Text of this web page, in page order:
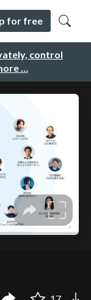
control
…
for free